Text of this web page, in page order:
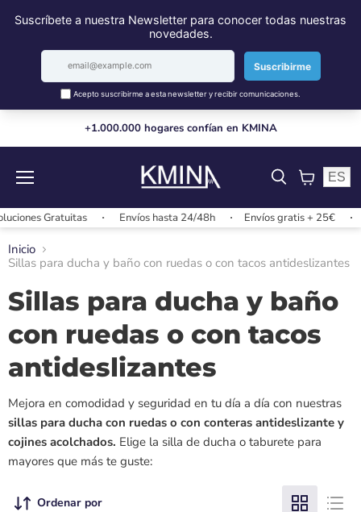
+1.000.000 hogares confían en KMINA
ES
Gratuitas Envíos hasta 24/48h Envíos gratis + 25€
Inicio
Sillas para ducha y baño con ruedas o con tacos antideslizantes
Sillas para ducha y baño
con ruedas o con tacos
antideslizantes
Mejora en comodidad y seguridad en tu día a día con nuestras
sillas para ducha con ruedas o con conteras antideslizante y
cojines acolchados. Elige la silla de ducha o taburete para
mayores que más te guste:
Ordenar por